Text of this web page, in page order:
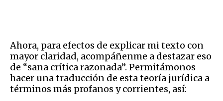
Ahora, para efectos de explicar mi texto con
mayor claridad, acompáñenme a destazar eso
de “sana crítica razonada”. Permitámonos
hacer una traducción de esta teoría jurídica a
términos más profanos y corrientes, así: